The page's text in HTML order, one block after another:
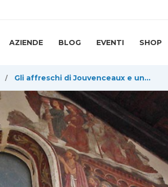
AZIENDE BLOG EVENTI SHOP
Gli affreschi di Jouvenceaux e un’escursione a Notre Dame des Broussailles